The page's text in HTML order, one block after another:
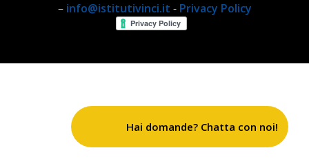
– info@istitutivinci.it - Privacy Policy
Hai domande? Chatta con noi!